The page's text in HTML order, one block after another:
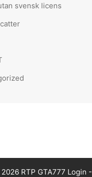
svensk licens
RTP GTA777 Login -